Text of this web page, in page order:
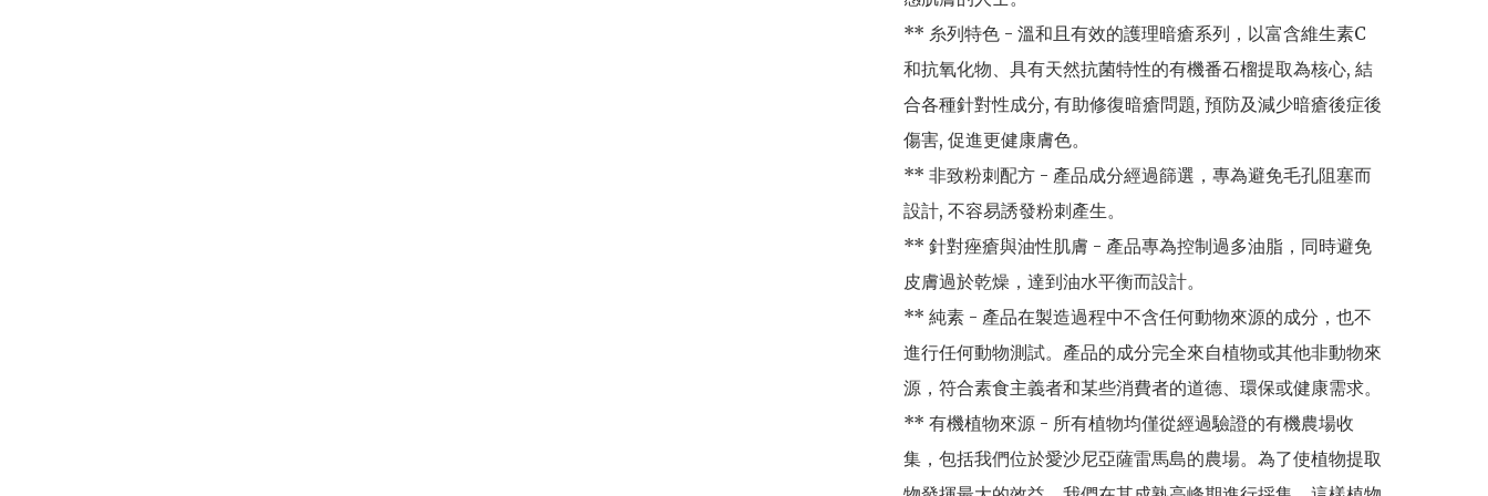
** 糸列特色 - 溫和且有效的護理暗瘡系列，以富含維生素C
和抗氧化物、具有天然抗菌特性的有機番石榴提取為核心, 結
合各種針對性成分, 有助修復暗瘡問題, 預防及減少暗瘡後症後
傷害, 促進更健康膚色。
** 非致粉刺配方 - 產品成分經過篩選，專為避免毛孔阻塞而
設計, 不容易誘發粉刺產生。
** 針對痤瘡與油性肌膚 - 產品專為控制過多油脂，同時避免
皮膚過於乾燥，達到油水平衡而設計。
** 純素 - 產品在製造過程中不含任何動物來源的成分，也不
進行任何動物測試。產品的成分完全來自植物或其他非動物來
源，符合素食主義者和某些消費者的道德、環保或健康需求。
** 有機植物來源 - 所有植物均僅從經過驗證的有機農場收
集，包括我們位於愛沙尼亞薩雷馬島的農場。為了使植物提取